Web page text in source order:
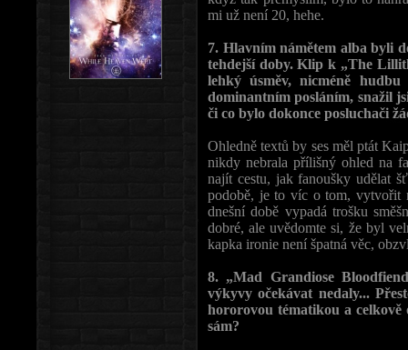
mi už není 20, hehe.
7. Hlavním námětem alba byli
tehdejší doby. Klip k „The
lehký úsměv, nicméně
dominantním posláním, snažil
či co bylo dokonce posluchači
Ohledně textů by ses měl ptát
nikdy nebrala přílišný ohled na
najít cestu, jak fanoušky udělat
podobě, je to víc o tom, vytvořit
dnešní době vypadá trošku
dobré, ale uvědomte si, že byl
kapka ironie není špatná věc,
8. „Mad Grandiose
výkyvy očekávat nedaly...
hororovou tématikou a
sám?